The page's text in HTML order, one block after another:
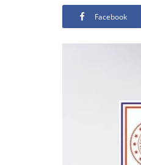
Facebook